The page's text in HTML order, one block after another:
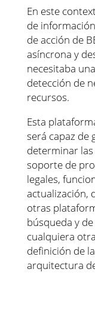
En este
de
de acción de
asíncrona y
necesitaba
detección de
recursos.
Esta
será capaz de
determinar
soporte de
legales,
actualización,
otras
búsqueda y
cualquiera
definición de
arquitectura